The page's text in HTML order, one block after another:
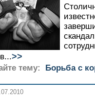
>>
тему: Борьба с